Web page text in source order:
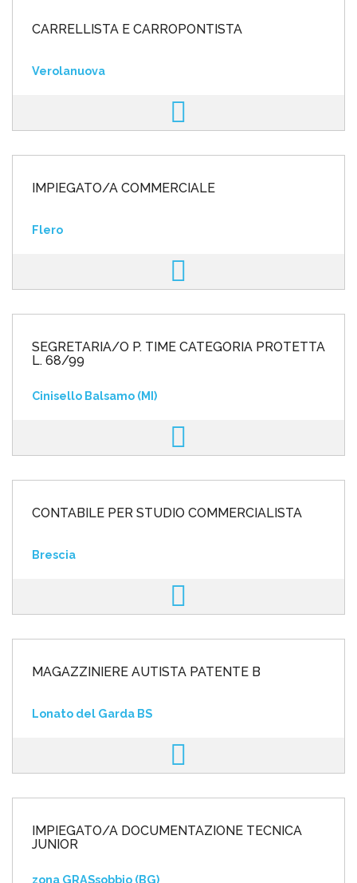
CARRELLISTA E CARROPONTISTA
Verolanuova
IMPIEGATO/A COMMERCIALE
Flero
SEGRETARIA/O P. TIME CATEGORIA PROTETTA
L. 68/99
Cinisello Balsamo (MI)
CONTABILE PER STUDIO COMMERCIALISTA
Brescia
MAGAZZINIERE AUTISTA PATENTE B
Lonato del Garda BS
IMPIEGATO/A DOCUMENTAZIONE TECNICA
JUNIOR
zona GRASsobbio (BG)